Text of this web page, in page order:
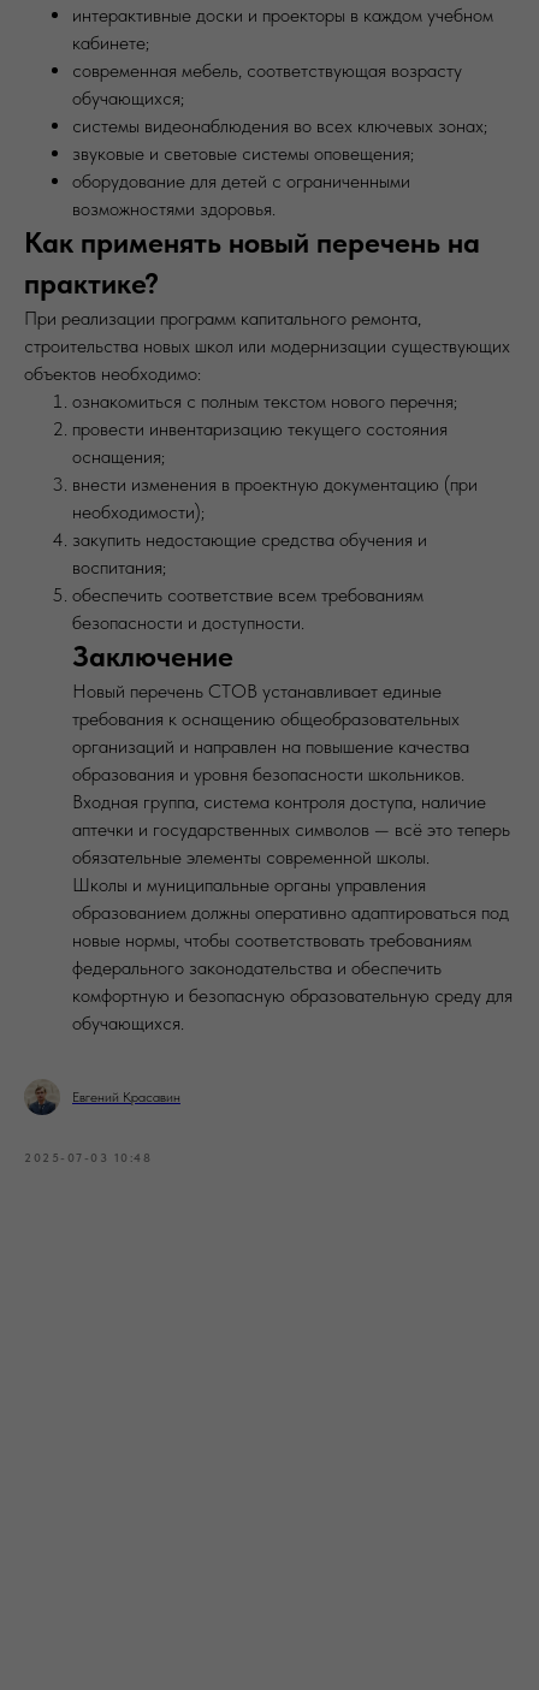
интерактивные доски и проекторы в каждом учебном
кабинете;
современная мебель, соответствующая возрасту
обучающихся;
системы видеонаблюдения во всех ключевых зонах;
звуковые и световые системы оповещения;
оборудование для детей с ограниченными
возможностями здоровья.
Как применять новый перечень на
практике?
При реализации программ капитального ремонта,
строительства новых школ или модернизации существующих
объектов необходимо:
ознакомиться с полным текстом нового перечня;
провести инвентаризацию текущего состояния
оснащения;
внести изменения в проектную документацию (при
необходимости);
закупить недостающие средства обучения и
воспитания;
обеспечить соответствие всем требованиям
безопасности и доступности.
Заключение
Новый перечень СТОВ устанавливает единые
требования к оснащению общеобразовательных
организаций и направлен на повышение качества
образования и уровня безопасности школьников.
Входная группа, система контроля доступа, наличие
аптечки и государственных символов — всё это теперь
обязательные элементы современной школы.
Школы и муниципальные органы управления
образованием должны оперативно адаптироваться под
новые нормы, чтобы соответствовать требованиям
федерального законодательства и обеспечить
комфортную и безопасную образовательную среду для
обучающихся.
Евгений Красавин
2025-07-03 10:48